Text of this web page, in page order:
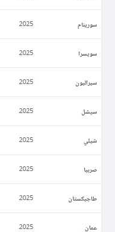
سورينام 2025
سويسرا 2025
سيراليون 2025
سيشل 2025
شيلي 2025
صربيا 2025
طاجيكستان 2025
عمان 2025